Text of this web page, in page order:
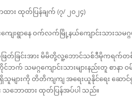
ား ထုတ်ပြန်ချက် (၇/ ၂၀၂၄)
ေးရွာနေ ဝက်လက်မြို့နယ်ကျောင်းသားသမဂ္
ြတ်ခြင်းအား မိမိတို့လူ့ဘောင်သစ်ဒီမိုကရက်တ
ဘက် သမဂ္ဂကျောင်းသားများနည်းတူ စာနာ
များကို တိတိကျကျ အရေးယူနိုင်ရေး ဆော
သဘောထား ထုတ်ပြန်အပ်ပါ သည်။